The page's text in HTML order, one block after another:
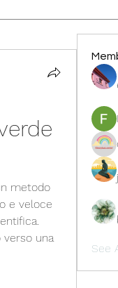
metodo
e veloce
verso una
See